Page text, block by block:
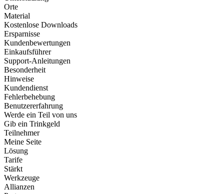
Orte
Material
Kostenlose Downloads
Ersparnisse
Kundenbewertungen
Einkaufsführer
Support-Anleitungen
Besonderheit
Hinweise
Kundendienst
Fehlerbehebung
Benutzererfahrung
Werde ein Teil von uns
Gib ein Trinkgeld
Teilnehmer
Meine Seite
Lösung
Tarife
Stärkt
Werkzeuge
Allianzen